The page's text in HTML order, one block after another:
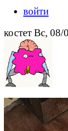
войти
костет Вс,